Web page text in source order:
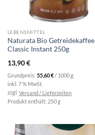
LEBENSMITTEL
Naturata Bio Getreidekaffee
Classic Instant 250g
13,90€
Grundpreis: 55,60€/ 1000g
inkl. 7 % MwSt.
zzgl. Versand / Lieferzeiten
Produkt enthält: 250g